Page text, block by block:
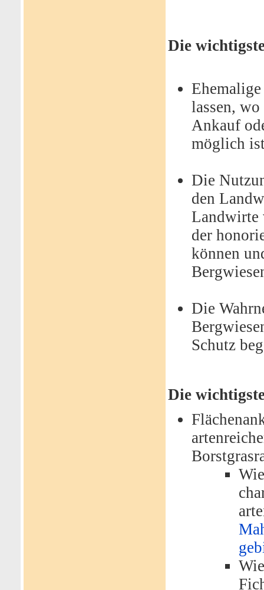
Die
lassen,
Ankauf
möglich
Die
den
Landwirte
der
können
Die
Schutz
Die